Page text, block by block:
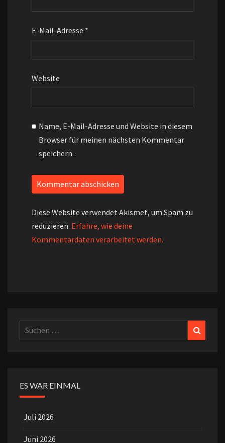
E-Mail-Adresse *
Website
Name, E-Mail-Adresse und Website in diesem
Browser für meinen nächsten Kommentar
speichern.
Diese Website verwendet Akismet, um Spam zu
reduzieren. Erfahre, wie deine
Kommentardaten verarbeitet werden.
Suchen
nach:
ES WAR EINMAL
Juli 2026
Juni 2026